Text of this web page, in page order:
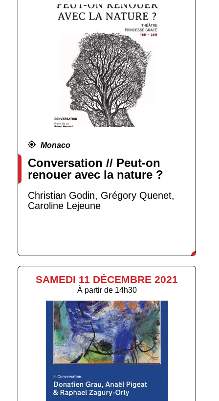
Monaco
Conversation // Peut-on
renouer avec la nature ?
Christian Godin, Grégory Quenet,
Caroline Lejeune
SAMEDI 11 DÉCEMBRE 2021
À partir de 14h30